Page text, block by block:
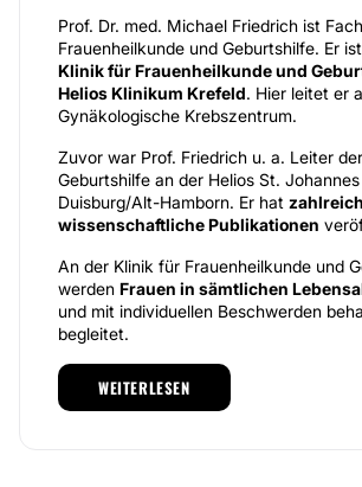
Prof. Dr. med. Michael Friedrich ist
Frauenheilkunde und Geburtshilfe. Er ist
Klinik für Frauenheilkunde und
Helios Klinikum Krefeld. Hier leitet er
Gynäkologische Krebszentrum.
Zuvor war Prof. Friedrich u. a. Leiter
Geburtshilfe an der Helios St.
Duisburg/Alt-Hamborn. Er hat
wissenschaftliche Publikationen
An der Klinik für Frauenheilkunde und
werden Frauen in sämtlichen
und mit individuellen Beschwerden
begleitet.
Die Klinik ist mehrfach zertifiziert
Onkologisches Zentrum, als
WEITERLESEN